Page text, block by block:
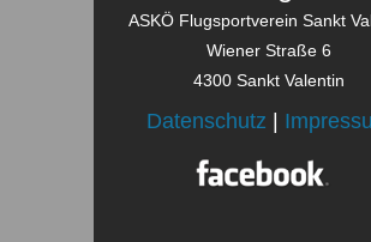
ASKÖ Flugsportverein Sankt
Wiener Straße 6
4300 Sankt Valentin
Datenschutz